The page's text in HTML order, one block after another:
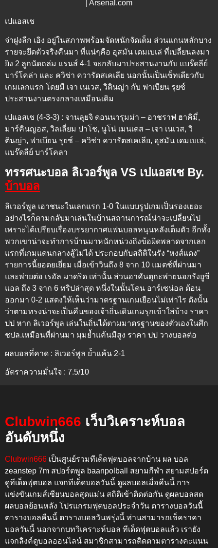
เปแอสเช
จ่าฝูงลีก เอิง อยู่ในสภาพพร้อมจัดหนักจัดเต็ม ส่วนแกนหลักบาง
รายจะยึดตัวจริงคืนมา ที่แน่ๆคือ อุสมัน เดมเบเล่ ที่เปลี่ยนลงมา
ยิง 2 ลูกนัดถล่ม แรนส์ 4-1 จะกลับมาประสานงานกับ แบร๊ดลีย์
บาร์โคล่า และ ควิช่า ควารัตสเคเลีย นอกนั้นเป็นเซ็ทเดียวกับ
เกมเลกแรก โดยมี เจา เนเวส, วิตินญ่า กับ ฟาเบียน รุยซ์
ประสานงานตรงกลางเหมือนเดิม
เปแอสเช (4-3-3) : จานลุยจิ ดอนนารุมม่า – อาชราฟ ฮาคิมี่,
มาร์คินญอส, วิลเลี่ยม ปาโช, นูโน่ เมนเดส – เจา เนเวส, วิ
ตินญ่า, ฟาเบียน รุยซ์ – ควิช่า ควารัตสเคเลีย, อุสมัน เดมเบเล่,
แบร๊ดลีย์ บาร์โคลา
ทรรศนะบอล ลิเวอร์พูล VS เปแอสเช By.
บ้าบอล
ลิเวอร์พูล เอาชนะในเลกแรก 1-0 ในแบบรูปเกมเป็นรองเยอะ
อย่างไรก็ตามกลับมาเล่นในบ้านสถานการณ์น่าจะเปลี่ยนไป
เพราะได้เปรียบเรื่องบรรยากาศแฟนบอลหนุนหลังเต็มตัว อีกทั้ง
พวกเขาน่าจะทำการบ้านมาหนักหน่วงถึงข้อผิดพลาดจากเลก
แรกที่เกมแดนกลางสู้ไม่ได้ ประกอบกับสถิติในรัง “หงส์แดง”
รายการนี้ยอดยเยี่ยม เมื่อเข้าวินถึง 8 จาก 10 แมตช์ที่ผ่านมา
และพ่ายต่อ เรอัล มาดริด เท่านั้น ส่วนอาคันตุกะพ่ายนอกรังยูซี
แอล ถึง 3 จาก 6 ทริปล่าสุด หนึ่งในนั้นโดน อาร์เซน่อล ต้อน
ออกมา 0-2 แสดงให้เห็นว่ามาตรฐานเกมเยือนไม่เท่าไร ดังนั้น
ว่าตามทรงน่าจะเป็นคืนของเจ้าถิ่นเดินเกมรุกเข้าใส่บ้าง ราคา
ปป หาก ลิเวอร์พูล เล่นในถิ่นได้ตามมาตรฐานของตัวเองในศึก
ชปล.เหมือนที่ผ่านมา มุมย้ำแค้นมีสูง ราคา ปป วางบอลต่อ
ผลบอลที่คาด : ลิเวอร์พูล ย้ำแค้น 2-1
อัตราความมั่นใจ : 7.5/10
Clubwin666 เว็บวิเคราะห์บอล
อันดับหนึ่ง
Clubwin666 เป็นศูนย์รวมทีเด็ดฟุตบอลจากบ้าน ผล บอล
zeanstep 7m สปอร์ตพูล baanpolball สยามกีฬา สยามสปอร์ต
ดูทีเด็ดฟุตบอล แจกทีเด็ดบอลวันนี้ ดูผลบอลเมื่อคืนนี้ การ
แข่งขันเกมส์เซียนบอลสุดแม่น สถิติเข้าติดต่อกัน ดูผลบอลสด
ผลบอลย้อนหลัง โปรแกรมฟุตบอลประจำวัน ตารางบอลวันนี้
ตารางบอลคืนนี้ ตารางบอลวันพรุ่งนี้ ท่านสามารถเช็คราคา
บอลวันนี้ นอกจากบทวิเคราะห์บอล ทีเด็ดฟุตบอลแล้ว เรายัง
แจกลิงค์ดูบอลออนไลน์ สมาชิกสามารถติดตามตารางคะแนน